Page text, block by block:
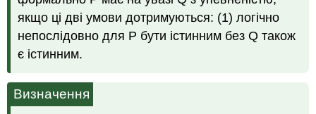
якщо ці дві умови дотримуються: (1) логічно
непослідовно для P бути істинним без Q також
є істинним.
Визначення